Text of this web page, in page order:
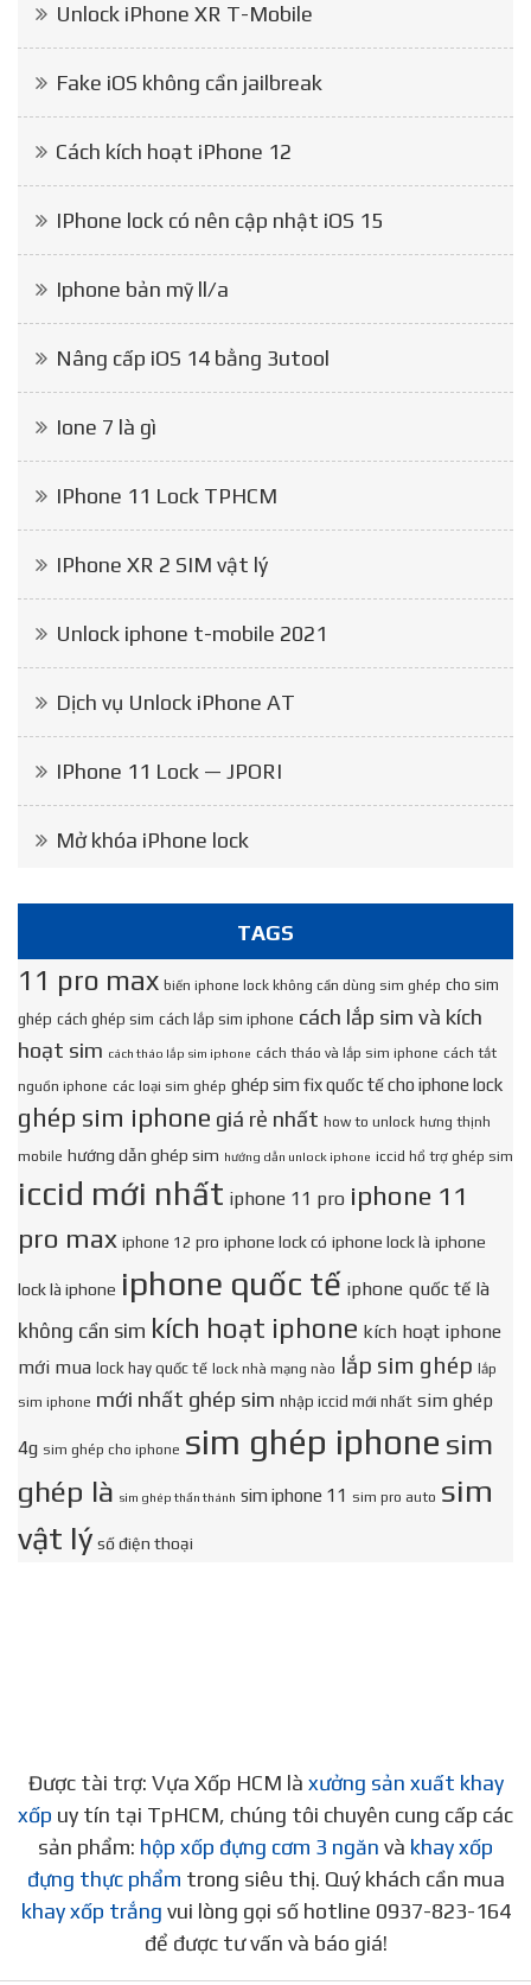
Unlock iPhone XR T-Mobile
Fake iOS không cần jailbreak
Cách kích hoạt iPhone 12
IPhone lock có nên cập nhật iOS 15
Iphone bản mỹ ll/a
Nâng cấp iOS 14 bằng 3utool
Ione 7 là gì
IPhone 11 Lock TPHCM
IPhone XR 2 SIM vật lý
Unlock iphone t-mobile 2021
Dịch vụ Unlock iPhone AT
IPhone 11 Lock — JPORI
Mở khóa iPhone lock
TAGS
11 pro max biến iphone lock không cần dùng sim ghép cho sim
ghép cách ghép sim cách lắp sim iphone cách lắp sim và kích
hoạt sim cách tháo lắp sim iphone cách tháo và lắp sim iphone cách tắt
nguồn iphone các loại sim ghép ghép sim fix quốc tế cho iphone lock
ghép sim iphone giá rẻ nhất how to unlock hưng thịnh
mobile hướng dẫn ghép sim hướng dẫn unlock iphone iccid hổ trợ ghép sim
iccid mới nhất iphone 11 pro iphone 11
pro max iphone 12 pro iphone lock có iphone lock là iphone
lock là iphone iphone quốc tế iphone quốc tế là
không cần sim kích hoạt iphone kích hoạt iphone
mới mua lock hay quốc tế lock nhà mạng nào lắp sim ghép lắp
sim iphone mới nhất ghép sim nhập iccid mới nhất sim ghép
4g sim ghép cho iphone sim ghép iphone sim
ghép là sim ghép thần thánh sim iphone 11 sim pro auto sim
vật lý số điện thoại
Được tài trợ: Vựa Xốp HCM là xưởng sản xuất khay
xốp uy tín tại TpHCM, chúng tôi chuyên cung cấp các
sản phẩm: hộp xốp đựng cơm 3 ngăn và khay xốp
đựng thực phẩm trong siêu thị. Quý khách cần mua
khay xốp trắng vui lòng gọi số hotline 0937-823-164
để được tư vấn và báo giá!